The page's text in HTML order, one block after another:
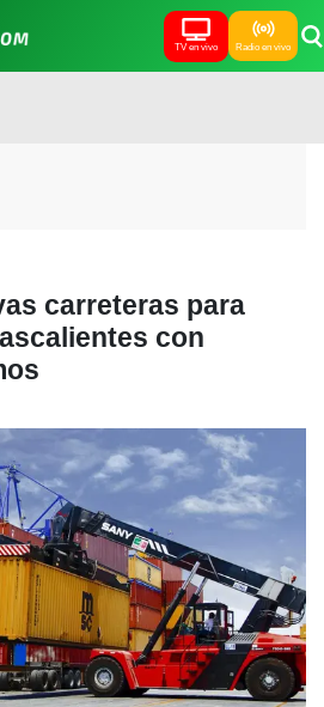
TV en vivo Radio en vivo
carreteras para
con